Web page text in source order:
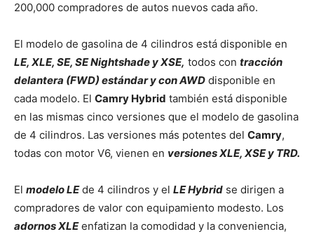
200,000 compradores de autos nuevos cada año.
El modelo de gasolina de 4 cilindros está disponible en
LE, XLE, SE, SE Nightshade y XSE, todos con tracción
delantera (FWD) estándar y con AWD disponible en
cada modelo. El Camry Hybrid también está disponible
en las mismas cinco versiones que el modelo de gasolina
de 4 cilindros. Las versiones más potentes del Camry,
todas con motor V6, vienen en versiones XLE, XSE y TRD.
El modelo LEde 4 cilindros y el LE Hybrid se dirigen a
compradores de valor con equipamiento modesto. Los
adornos XLEenfatizan la comodidad y la conveniencia,